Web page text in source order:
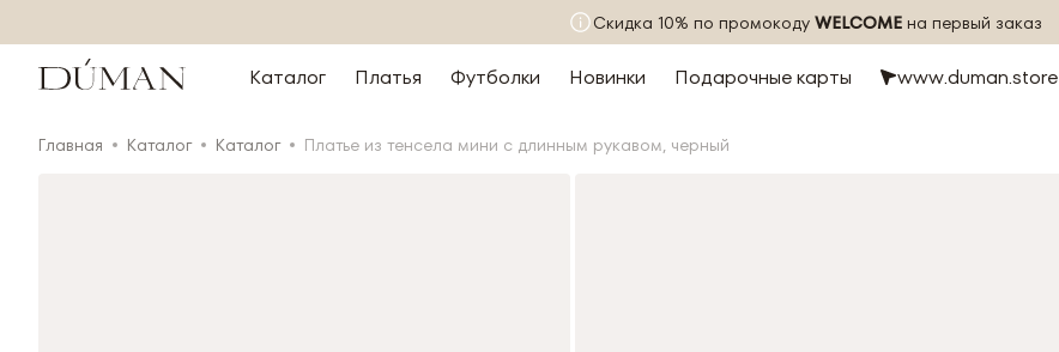
Скидка 10% по промокоду WELCOME на первый заказ
Каталог Платья Футболки Новинки Подарочные карты www.duman.store
Главная Каталог Каталог Платье из тенсела мини с длинным рукавом, черный